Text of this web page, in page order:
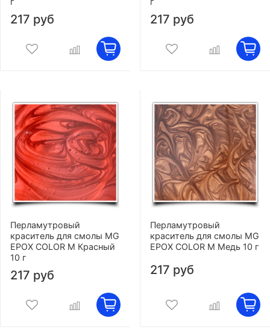
217 руб 217 руб
Перламутровый
краситель для смолы MG
EPOX COLOR M Красный
10 г
217 руб
Перламутровый
краситель для смолы MG
EPOX COLOR M Медь 10 г
217 руб